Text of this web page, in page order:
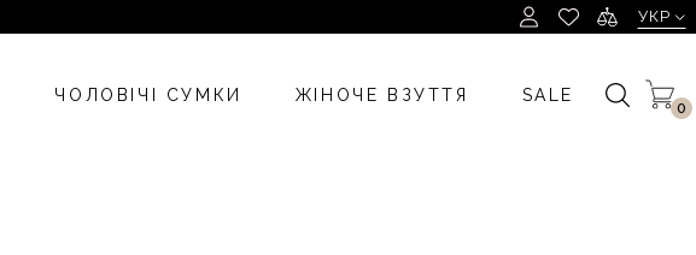
УКР
ЧОЛОВІЧІ СУМКИ ЖІНОЧЕ ВЗУТТЯ SALE
0